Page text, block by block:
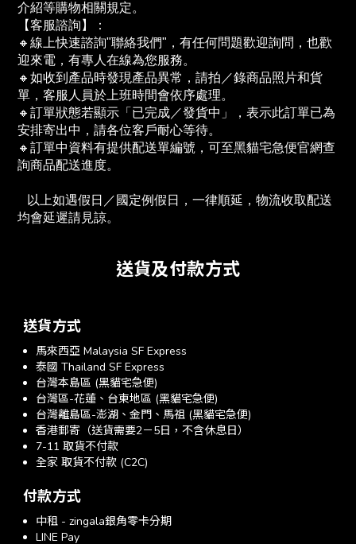
介紹等購物相關規定。
【客服諮詢】：
🔸線上快速諮詢"聯絡我們"，有任何問題歡迎詢問，也歡
迎來電，有專人在線為您服務。
🔸如收到產品時發現產品異常，請拍／錄商品照片和貨
單，客服人員於上班時間會依序處理。
🔸訂單狀態若顯示「已完成／發貨中」，表示此訂單已為
安排寄出中，請各位客戶耐心等待。
🔸訂單中資料有提供配送單編號，可至黑貓宅急便官網查
詢商品配送進度。
均會延遲請見諒。
送貨及付款方式
送貨方式
馬來西亞 Malaysia SF Express
泰國 Thailand SF Express
台灣本島區 (黑貓宅急便)
台灣區-花蓮、台東地區 (黑貓宅急便)
台灣離島區-澎湖、金門、馬祖 (黑貓宅急便)
香港郵寄（送貨需要2－5日，不含休息日）
7-11 取貨不付款
全家 取貨不付款 (C2C)
付款方式
中租 - zingala銀角零卡分期
LINE Pay